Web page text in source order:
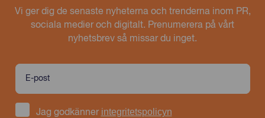
Vi ger dig de senaste nyheterna och trenderna inom PR,
sociala medier och digitalt. Prenumerera på vårt
nyhetsbrev så missar du inget.
Jag godkänner integritetspolicyn